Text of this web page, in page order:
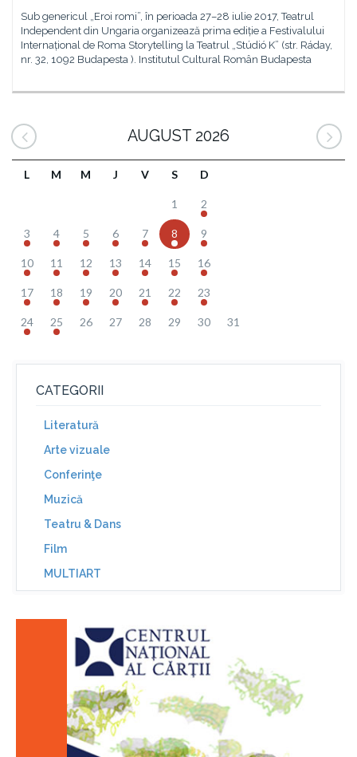
Sub genericul „Eroi romi”, în perioada 27–28 iulie 2017, Teatrul
Independent din Ungaria organizează prima ediție a Festivalului
Internațional de Roma Storytelling la Teatrul „Stúdió K” (str. Ráday,
nr. 32, 1092 Budapesta ). Institutul Cultural Român Budapesta
AUGUST 2026
L M M J V S D
1 2
3 4 5 6 7 8 9
10 11 12 13 14 15 16
17 18 19 20 21 22 23
24 25 26 27 28 29 30 31
CATEGORII
Literatură
Arte vizuale
Conferinţe
Muzică
Teatru & Dans
Film
MULTIART